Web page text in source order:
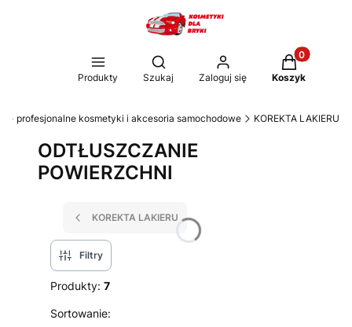
Produkty
Otwórz wyszukiwarkę
Szukaj Zaloguj się
Produkty w
Koszyk
- profesjonalne kosmetyki i akcesoria samochodowe KOREKTA LAKIERU
ODTŁUSZCZANIE
POWIERZCHNI
KOREKTA LAKIERU
Filtry
Produkty: 7
Lista produktów
Sortowanie: